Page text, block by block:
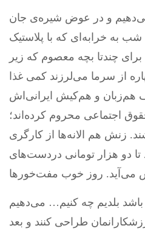
و در عوض شیره‌ی جان
به خرابه‌ای که با پلاستیک
چندتا بچه معصوم که زیر
از سرما می‌لرزند کمی غذا
هم‌زبان و هم‌کیش ایرانی‌اش
اجتماعی محروم کرده‌اند؛
زنش هم الانه‌ها از کارگری
تا دو هزار تومانی دردست‌های
بلدیم چه‌ کنیم… می‌دهیم
طراحی کنند و بعد